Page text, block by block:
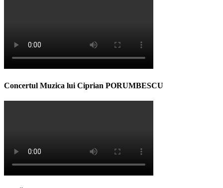
Concertul Muzica lui Ciprian PORUMBESCU